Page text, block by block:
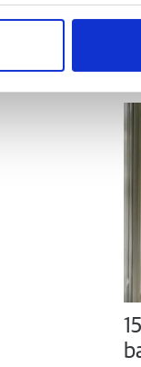
och
Dessa kan i